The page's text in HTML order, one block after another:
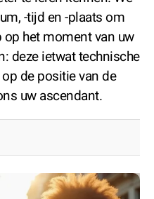
-tijd en -plaats om
het moment van uw
deze ietwat technische
de positie van de
uw ascendant.